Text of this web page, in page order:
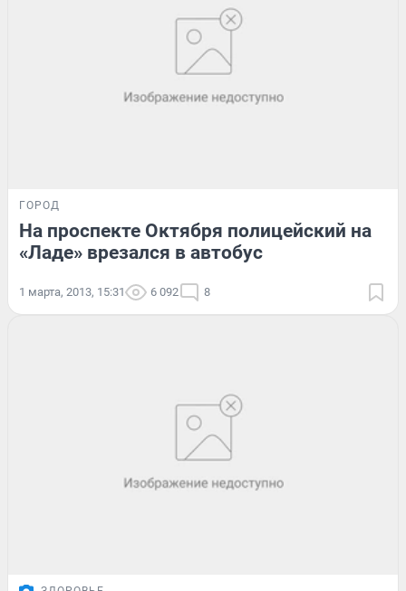
ГОРОД
На проспекте Октября полицейский на
«Ладе» врезался в автобус
1 марта, 2013, 15:31 6 092 8